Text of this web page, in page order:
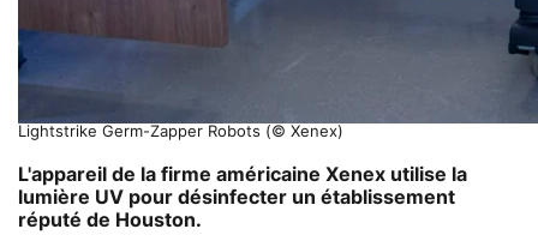
Lightstrike Germ-Zapper Robots (© Xenex)
L'appareil de la firme américaine Xenex utilise la
lumière UV pour désinfecter un établissement
réputé de Houston.